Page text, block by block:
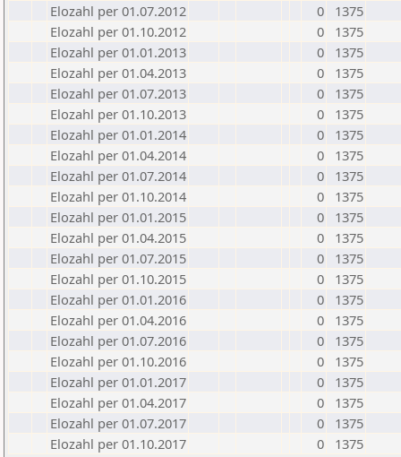
Elozahl per 01.07.2012
0
1375
Elozahl per 01.10.2012
0
1375
Elozahl per 01.01.2013
0
1375
Elozahl per 01.04.2013
0
1375
Elozahl per 01.07.2013
0
1375
Elozahl per 01.10.2013
0
1375
Elozahl per 01.01.2014
0
1375
Elozahl per 01.04.2014
0
1375
Elozahl per 01.07.2014
0
1375
Elozahl per 01.10.2014
0
1375
Elozahl per 01.01.2015
0
1375
Elozahl per 01.04.2015
0
1375
Elozahl per 01.07.2015
0
1375
Elozahl per 01.10.2015
0
1375
Elozahl per 01.01.2016
0
1375
Elozahl per 01.04.2016
0
1375
Elozahl per 01.07.2016
0
1375
Elozahl per 01.10.2016
0
1375
Elozahl per 01.01.2017
0
1375
Elozahl per 01.04.2017
0
1375
Elozahl per 01.07.2017
0
1375
Elozahl per 01.10.2017
0 1375